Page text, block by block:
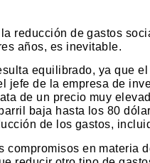
reducción de gastos
años, es inevitable.
equilibrado, ya que
jefe de la empresa de
de un precio muy
baja hasta los 80
de los gastos,
compromisos en materia